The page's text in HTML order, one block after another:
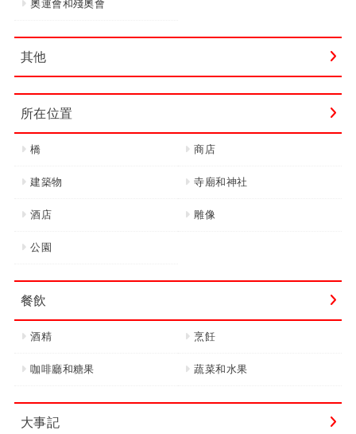
奧運會和殘奧會
其他
所在位置
橋 商店
建築物 寺廟和神社
酒店 雕像
公園
餐飲
酒精 烹飪
咖啡廳和糖果 蔬菜和水果
大事記